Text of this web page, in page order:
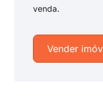
venda.
Vender